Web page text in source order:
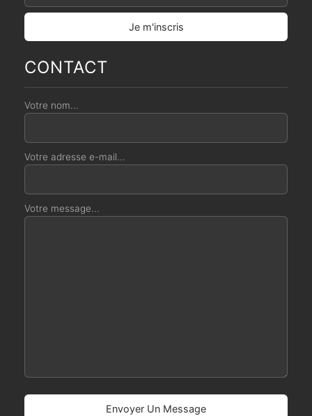
CONTACT
Votre nom...
Votre adresse e-mail...
Votre message...